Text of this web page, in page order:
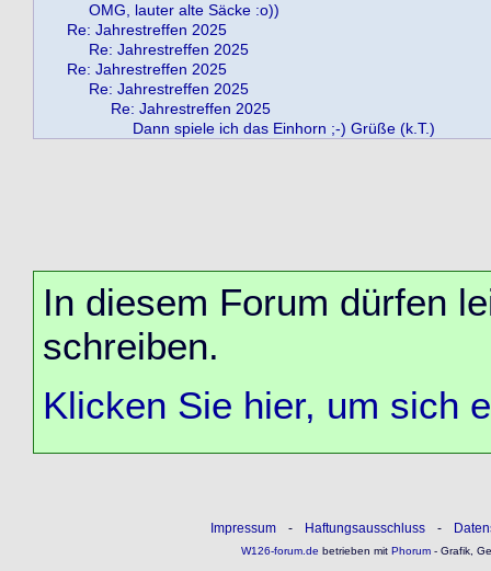
OMG, lauter alte Säcke :o))
Re: Jahrestreffen 2025
Re: Jahrestreffen 2025
Re: Jahrestreffen 2025
Re: Jahrestreffen 2025
Re: Jahrestreffen 2025
Dann spiele ich das Einhorn ;-) Grüße (k.T.)
In diesem Forum dürfen
schreiben.
Klicken Sie hier, um sich
Impressum - Haftungsausschluss -
W126-forum.de betrieben mitPhorum- Grafik,